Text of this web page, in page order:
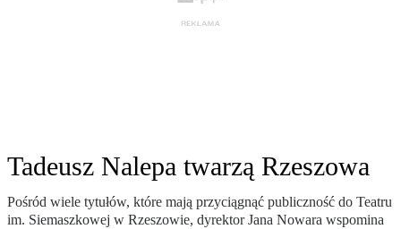
Tadeusz Nalepa twarzą Rzeszowa
Pośród wiele tytułów, które mają przyciągnąć publiczność do Teatru
im. Siemaszkowej w Rzeszowie, dyrektor Jana Nowara wspomina